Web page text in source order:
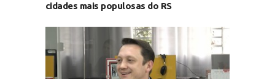
cidades mais populosas do RS